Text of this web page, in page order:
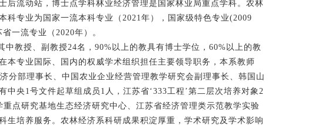
后流动站，博士点学科林业经济管理是国家林业局重点学科。农林
科专业为国家一流本科专业（2021年），国家级特色专业(2009
一流专业（2020年）。
中教授、 副教授24名， 90% 以上的教具有博士学位， 60% 以上的教
本专业国际、国内的权威学术组织担任主要领导职务，本系教师
分部理事长、中国农业企业经营管理教学研究会副理事长、韩国山
中央 1号文件起草组成员 1 人，江苏省‘333工程’第二层次培养对象2
点研究基地生态经济研究中心、江苏省经济管理类示范教学实验
生培养服务。农林经济系科研成果积淀厚重，学术研究及学术影响